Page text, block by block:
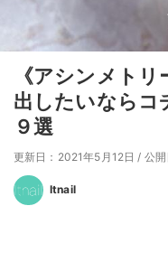
《アシンメト
出したいなら
９選
更新日：2021年5月12日 / 公
Itnail